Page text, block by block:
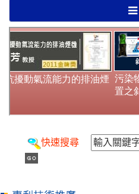
快速搜尋